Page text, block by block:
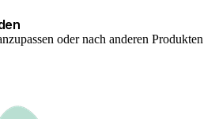
oder nach anderen Produkten